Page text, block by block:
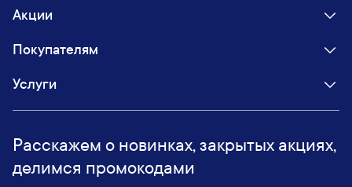
Акции
Покупателям
Услуги
Расскажем о новинках, закрытых акциях,
делимся промокодами